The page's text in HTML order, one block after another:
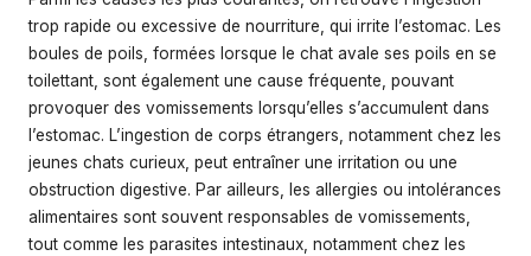
trop rapide ou excessive de nourriture, qui irrite l’estomac. Les
boules de poils, formées lorsque le chat avale ses poils en se
toilettant, sont également une cause fréquente, pouvant
provoquer des vomissements lorsqu’elles s’accumulent dans
l’estomac. L’ingestion de corps étrangers, notamment chez les
jeunes chats curieux, peut entraîner une irritation ou une
obstruction digestive. Par ailleurs, les allergies ou intolérances
alimentaires sont souvent responsables de vomissements,
tout comme les parasites intestinaux, notamment chez les